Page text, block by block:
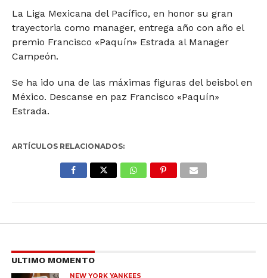
La Liga Mexicana del Pacífico, en honor su gran
trayectoria como manager, entrega año con año el
premio Francisco «Paquín» Estrada al Manager
Campeón.
Se ha ido una de las máximas figuras del beisbol en
México. Descanse en paz Francisco «Paquín»
Estrada.
ARTÍCULOS RELACIONADOS:
ULTIMO MOMENTO
NEW YORK YANKEES